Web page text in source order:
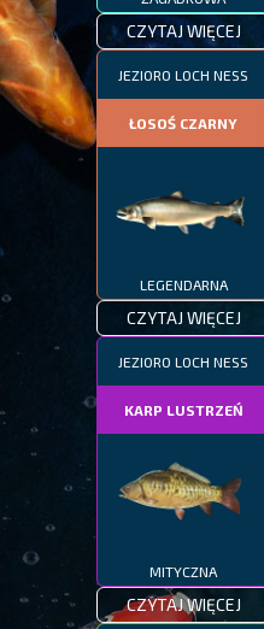
CZYTAJ WIĘCEJ
JEZIORO LOCH NESS
ŁOSOŚ CZARNY
LEGENDARNA
CZYTAJ WIĘCEJ
JEZIORO LOCH NESS
KARP LUSTRZEŃ
MITYCZNA
CZYTAJ WIĘCEJ